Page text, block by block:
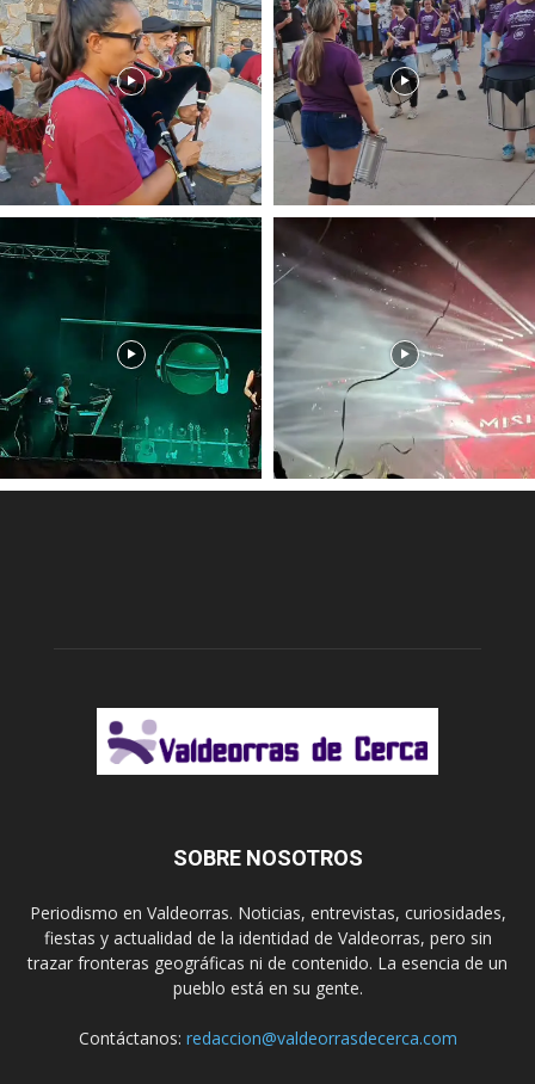
SOBRE NOSOTROS
Periodismo en Valdeorras. Noticias, entrevistas, curiosidades,
fiestas y actualidad de la identidad de Valdeorras, pero sin
trazar fronteras geográficas ni de contenido. La esencia de un
pueblo está en su gente.
Contáctanos: redaccion@valdeorrasdecerca.com